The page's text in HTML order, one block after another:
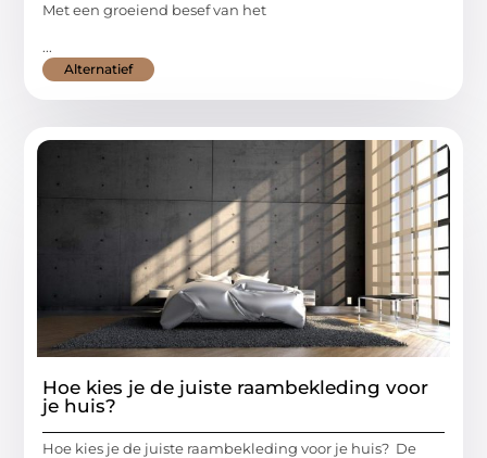
Met een groeiend besef van het
...
Alternatief
Hoe kies je de juiste raambekleding voor
je huis?
Hoe kies je de juiste raambekleding voor je huis? De